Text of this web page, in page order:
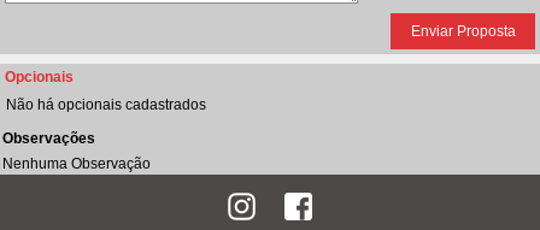
Opcionais
Não há opcionais cadastrados
Observações
Nenhuma Observação